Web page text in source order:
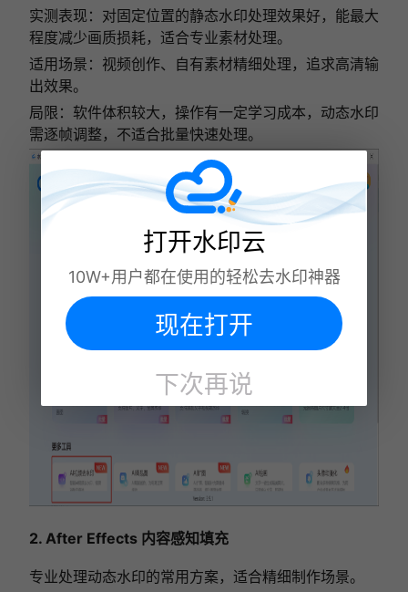
实测表现：对固定位置的静态水印处理效果好，能最大
程度减少画质损耗，适合专业素材处理。
适用场景：视频创作、自有素材精细处理，追求高清输
出效果。
局限：软件体积较大，操作有一定学习成本，动态水印
需逐帧调整，不适合批量快速处理。
2. After Effects 内容感知填充
专业处理动态水印的常用方案，适合精细制作场景。
打开水印云
10W+用户都在使用的轻松去水印神器
现在打开
下次再说